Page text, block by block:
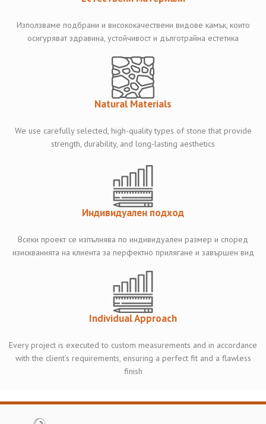
Използваме подбрани и висококачествени видове камък, които
осигуряват здравина, устойчивост и дълготрайна естетика
Natural Materials
We use carefully selected, high-quality types of stone that provide
strength, durability, and long-lasting aesthetics
Индивидуален подход
Всеки проект се изпълнява по индивидуален размер и според
изискванията на клиента за перфектно прилягане и завършен вид
Individual Approach
Every project is executed to custom measurements and in accordance
with the client’s requirements, ensuring a perfect fit and a flawless
finish